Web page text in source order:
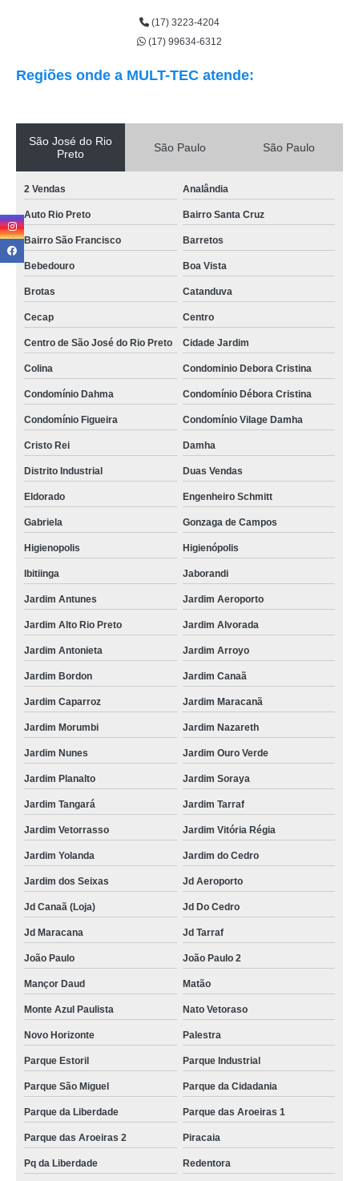
(17) 3223-4204
(17) 99634-6312
Regiões onde a MULT-TEC atende:
São José do Rio
Preto
São Paulo São Paulo
2 Vendas Analândia
Auto Rio Preto Bairro Santa Cruz
Bairro São Francisco Barretos
Bebedouro Boa Vista
Brotas Catanduva
Cecap Centro
Centro de São José do Rio Preto Cidade Jardim
Colina Condominio Debora Cristina
Condomínio Dahma Condomínio Débora Cristina
Condomínio Figueira Condomínio Vilage Damha
Cristo Rei Damha
Distrito Industrial Duas Vendas
Eldorado Engenheiro Schmitt
Gabriela Gonzaga de Campos
Higienopolis Higienópolis
Ibitiinga Jaborandi
Jardim Antunes Jardim Aeroporto
Jardim Alto Rio Preto Jardim Alvorada
Jardim Antonieta Jardim Arroyo
Jardim Bordon Jardim Canaã
Jardim Caparroz Jardim Maracanã
Jardim Morumbi Jardim Nazareth
Jardim Nunes Jardim Ouro Verde
Jardim Planalto Jardim Soraya
Jardim Tangará Jardim Tarraf
Jardim Vetorrasso Jardim Vitória Régia
Jardim Yolanda Jardim do Cedro
Jardim dos Seixas Jd Aeroporto
Jd Canaã (Loja) Jd Do Cedro
Jd Maracana Jd Tarraf
João Paulo João Paulo 2
Mançor Daud Matão
Monte Azul Paulista Nato Vetoraso
Novo Horizonte Palestra
Parque Estoril Parque Industrial
Parque São Miguel Parque da Cidadania
Parque da Liberdade Parque das Aroeiras 1
Parque das Aroeiras 2 Piracaia
Pq da Liberdade Redentora